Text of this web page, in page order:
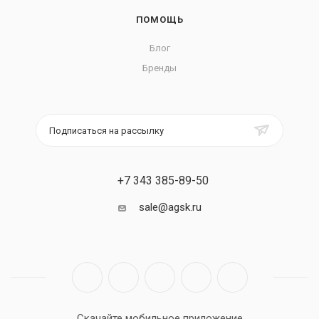
ПОМОЩЬ
Блог
Бренды
Подписаться на рассылку
+7 343 385-89-50
sale@agsk.ru